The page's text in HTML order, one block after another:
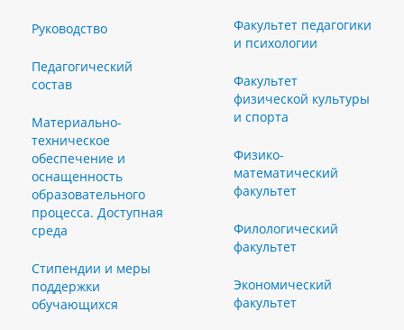
Руководство
Педагогический
состав
Материально-
техническое
обеспечение и
оснащенность
образовательного
процесса. Доступная
среда
Стипендии и меры
поддержки
обучающихся
Факультет педагогики
и психологии
Факультет
физической культуры
и спорта
Физико-
математический
факультет
Филологический
факультет
Экономический
факультет